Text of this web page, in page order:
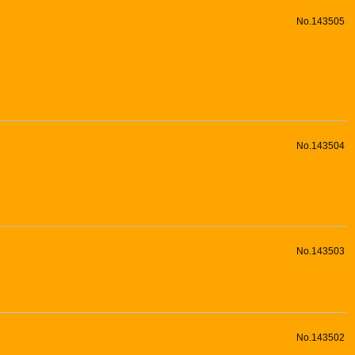
No.143505
No.143504
No.143503
No.143502